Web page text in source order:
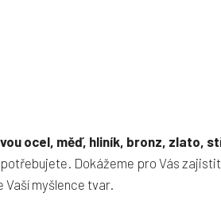
ocel, měď, hliník, bronz, zlato,
Dokážeme pro Vás
Vaší myšlence tvar.